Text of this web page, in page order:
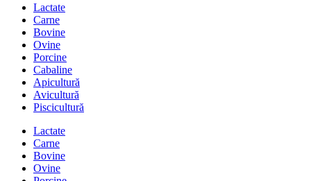
Lactate
Carne
Bovine
Ovine
Porcine
Cabaline
Apicultură
Avicultură
Piscicultură
Lactate
Carne
Bovine
Ovine